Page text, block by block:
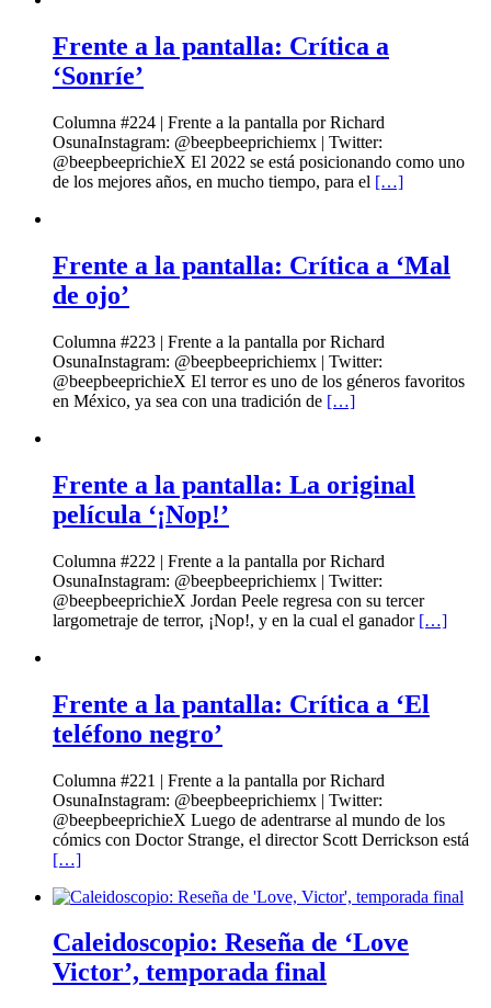
Frente a la pantalla: Crítica a
‘Sonríe’
Columna #224 | Frente a la pantalla por Richard
OsunaInstagram: @beepbeeprichiemx | Twitter:
@beepbeeprichieX El 2022 se está posicionando como uno
de los mejores años, en mucho tiempo, para el […]
Frente a la pantalla: Crítica a ‘Mal
de ojo’
Columna #223 | Frente a la pantalla por Richard
OsunaInstagram: @beepbeeprichiemx | Twitter:
@beepbeeprichieX El terror es uno de los géneros favoritos
en México, ya sea con una tradición de […]
Frente a la pantalla: La original
película ‘¡Nop!’
Columna #222 | Frente a la pantalla por Richard
OsunaInstagram: @beepbeeprichiemx | Twitter:
@beepbeeprichieX Jordan Peele regresa con su tercer
largometraje de terror, ¡Nop!, y en la cual el ganador […]
Frente a la pantalla: Crítica a ‘El
teléfono negro’
Columna #221 | Frente a la pantalla por Richard
OsunaInstagram: @beepbeeprichiemx | Twitter:
@beepbeeprichieX Luego de adentrarse al mundo de los
cómics con Doctor Strange, el director Scott Derrickson está
[…]
Caleidoscopio: Reseña de ‘Love
Victor’, temporada final